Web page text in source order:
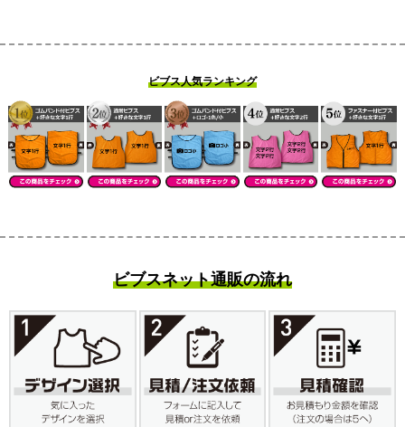
ビブス人気ランキング
ビブスネット通販の流れ